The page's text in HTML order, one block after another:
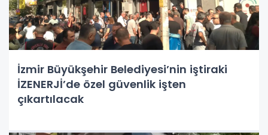
İzmir Büyükşehir Belediyesi’nin iştiraki
İZENERJİ’de özel güvenlik işten
çıkartılacak